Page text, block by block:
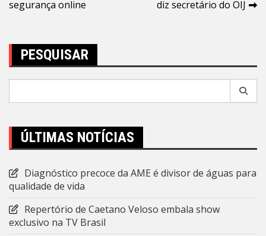
segurança online
diz secretário do OIJ
PESQUISAR
ÚLTIMAS NOTÍCIAS
Diagnóstico precoce da AME é divisor de águas para
qualidade de vida
Repertório de Caetano Veloso embala show
exclusivo na TV Brasil